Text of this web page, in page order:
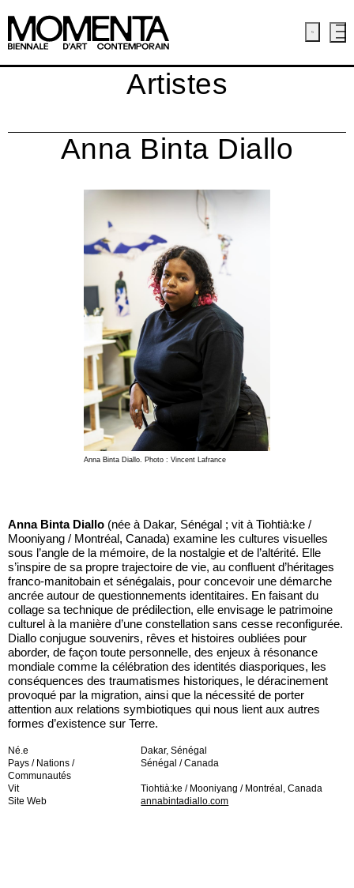
Artistes
Anna Binta Diallo
Anna Binta Diallo (née à Dakar, Sénégal ; vit à Tiohtià:ke /
Mooniyang / Montréal, Canada) examine les cultures visuelles
sous l’angle de la mémoire, de la nostalgie et de l’altérité. Elle
s’inspire de sa propre trajectoire de vie, au confluent d’héritages
franco-manitobain et sénégalais, pour concevoir une démarche
ancrée autour de questionnements identitaires. En faisant du
collage sa technique de prédilection, elle envisage le patrimoine
culturel à la manière d’une constellation sans cesse reconfigurée.
Diallo conjugue souvenirs, rêves et histoires oubliées pour
aborder, de façon toute personnelle, des enjeux à résonance
mondiale comme la célébration des identités diasporiques, les
conséquences des traumatismes historiques, le déracinement
provoqué par la migration, ainsi que la nécessité de porter
attention aux relations symbiotiques qui nous lient aux autres
formes d’existence sur Terre.
Né.e
Dakar, Sénégal
Pays / Nations /
Communautés
Sénégal / Canada
Vit
Tiohtià:ke / Mooniyang / Montréal, Canada
Site Web
annabintadiallo.com
Anna Binta Diallo. Photo : Vincent Lafrance